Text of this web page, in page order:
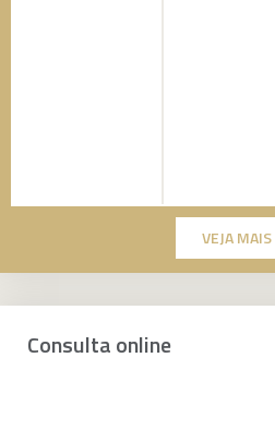
VEJA MAIS
Consulta online